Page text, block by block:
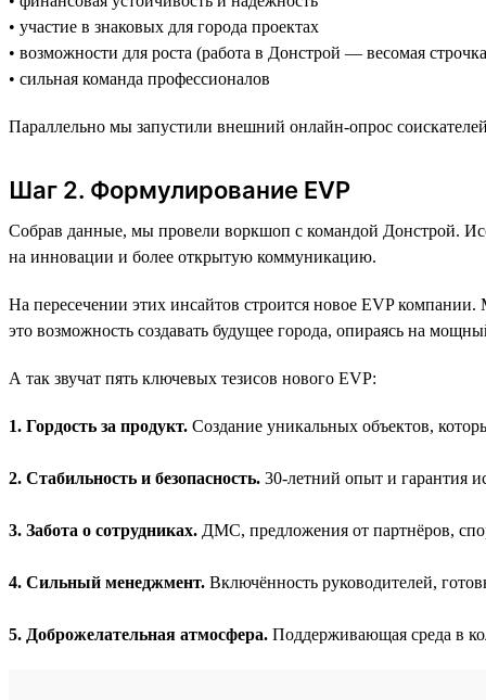
• участие в знаковых для города проектах
• возможности для роста (работа в Донстрой — весомая
• сильная команда профессионалов
Параллельно мы запустили внешний онлайн-опрос
Шаг 2. Формулирование EVP
Собрав данные, мы провели воркшоп с командой Донстрой.
на инновации и более открытую коммуникацию.
На пересечении этих инсайтов строится новое EVP
это возможность создавать будущее города, опираясь на
А так звучат пять ключевых тезисов нового EVP:
1. Гордость за продукт. Создание уникальных объектов,
2. Стабильность и безопасность. 30-летний опыт и гарантия
3. Забота о сотрудниках. ДМС, предложения от партнёров,
4. Сильный менеджмент. Включённость руководителей,
5. Доброжелательная атмосфера. Поддерживающая среда в